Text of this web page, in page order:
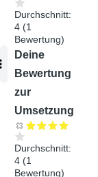
Durchschnitt:
4 (1
Bewertung)
Audiodatei
Deine
Bewertung
zur
Umsetzung
Durchschnitt:
4 (1
Bewertung)